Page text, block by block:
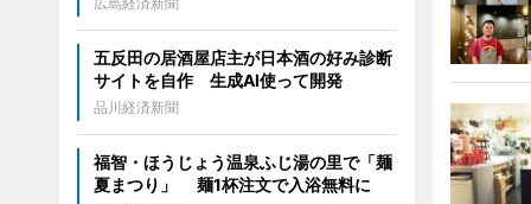
五反田の居酒屋店主が日本酒の好み診断
サイトを自作 生成AI使って開発
品川経済新聞
福智・ほうじょう温泉ふじ湯の里で「麺
夏まつり」 麺1杯注文で入浴無料に